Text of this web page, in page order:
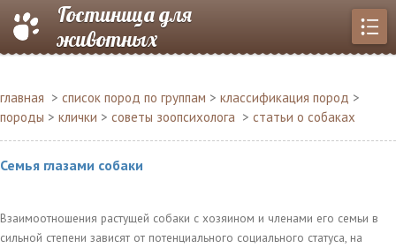
Гостиница для
животных
главная > список пород по группам > классификация пород >
породы > клички > советы зоопсихолога > статьи о собаках
Семья глазами собаки
Взаимоотношения растущей собаки с хозяином и членами его семьи в
сильной степени зависят от потенциального социального статуса, на